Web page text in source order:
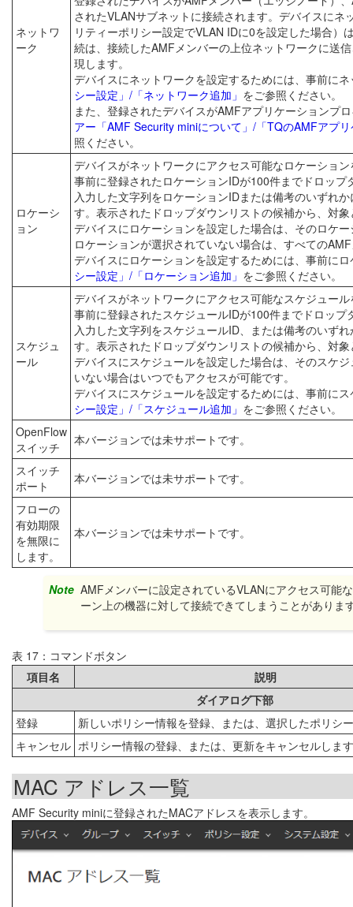
ネットワ
ーク
されたVLANサブネットに接続されます。デバイスに
リティーポリシー設定でVLAN IDに0を設定した場合
続は、接続したAMFメンバーの上位ネットワークに送
現します。
デバイスにネットワークを設定するためには、事前に
シー設定」/「ネットワーク追加」 をご参照ください。
また、登録されたデバイスがAMFアプリケーションプ
アー「AMF Security miniについて」/「TQのAMFアプ
照ください。
ロケーシ
ョン
デバイスがネットワークにアクセス可能なロケーショ
事前に登録されたロケーションIDが100件までドロッ
入力した文字列をロケーションIDまたは備考のいずれ
す。表示されたドロップダウンリストの候補から、対
デバイスにロケーションを設定した場合は、そのロケ
ロケーションが選択されていない場合は、すべての
デバイスにロケーションを設定するためには、事前に
シー設定」/「ロケーション追加」 をご参照ください。
スケジュ
ール
デバイスがネットワークにアクセス可能なスケジュー
事前に登録されたスケジュールIDが100件までドロッ
入力した文字列をスケジュールID、または備考のいず
す。表示されたドロップダウンリストの候補から、対
デバイスにスケジュールを設定した場合は、そのスケ
いない場合はいつでもアクセスが可能です。
デバイスにスケジュールを設定するためには、事前に
シー設定」/「スケジュール追加」 をご参照ください。
OpenFlow
スイッチ
本バージョンでは未サポートです。
スイッチ
ポート
本バージョンでは未サポートです。
フローの
有効期限
を無限に
します。
本バージョンでは未サポートです。
Note AMFメンバーに設定されているVLANにアクセス可能
ーン上の機器に対して接続できてしまうことがありま
表 17：コマンドボタン
項目名
説明
ダイアログ下部
登録
新しいポリシー情報を登録、または、選択したポリシ
キャンセル ポリシー情報の登録、または、更新をキャンセルしま
MAC アドレス一覧
AMF Security miniに登録されたMACアドレスを表示します。